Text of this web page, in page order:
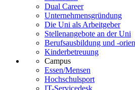
Dual Career
Unternehmensgründung
Die Uni als Arbeitgeber
Stellenangebote an der Uni
Berufsausbildung und -
Kinderbetreuung
Campus
Essen/Mensen
Hochschulsport
IT-Servicedesk